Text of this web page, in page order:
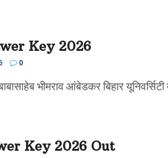
Key 2026
0
भीमराव आंबेडकर बिहार यूनिवर्सिटी
Key 2026 Out